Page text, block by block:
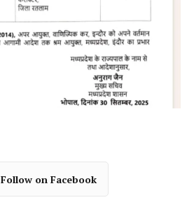
Follow on Facebook